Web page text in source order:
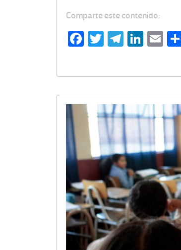
Comparte este contenido:
Fa
o
k
T
Te
m
Li
n
E